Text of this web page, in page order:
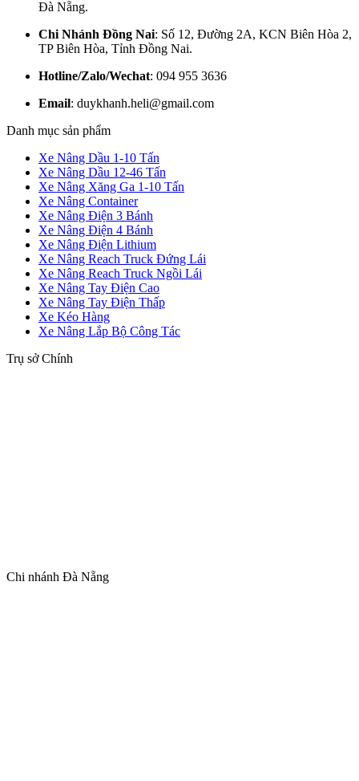
Đà Nẵng.
Chi Nhánh Đồng Nai: Số 12, Đường 2A, KCN Biên Hòa 2,
TP Biên Hòa, Tỉnh Đồng Nai.
Hotline/Zalo/Wechat: 094 955 3636
Email: duykhanh.heli@gmail.com
Danh mục sản phẩm
Xe Nâng Dầu 1-10 Tấn
Xe Nâng Dầu 12-46 Tấn
Xe Nâng Xăng Ga 1-10 Tấn
Xe Nâng Container
Xe Nâng Điện 3 Bánh
Xe Nâng Điện 4 Bánh
Xe Nâng Điện Lithium
Xe Nâng Reach Truck Đứng Lái
Xe Nâng Reach Truck Ngồi Lái
Xe Nâng Tay Điện Cao
Xe Nâng Tay Điện Thấp
Xe Kéo Hàng
Xe Nâng Lắp Bộ Công Tác
Trụ sở Chính
Chi nhánh Đà Nẵng